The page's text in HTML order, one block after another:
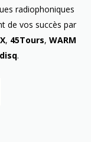
radiophoniques
de vos succès par
, 45Tours, WARM
.